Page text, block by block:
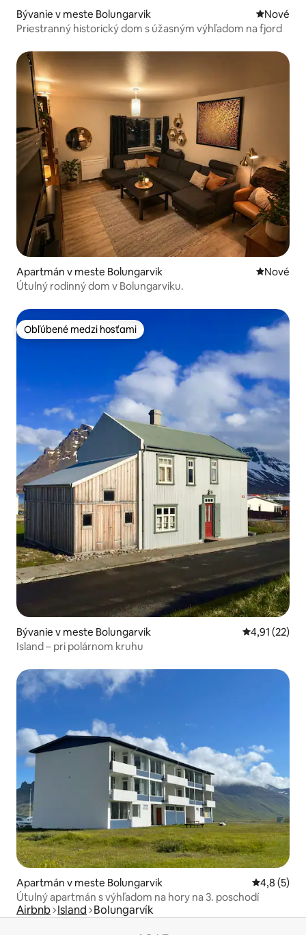
Bývanie v meste Bolungarvik Nové
Nové
Priestranný historický dom s úžasným výhľadom na fjord
Apartmán v meste Bolungarvik Nové
Nové
Útulný rodinný dom v Bolungarviku.
Obľúbené medzi hosťami
Obľúbené medzi hosťami
Bývanie v meste Bolungarvik Priemerné
4,91 (22)
Island – pri polárnom kruhu
Apartmán v meste Bolungarvik Priemerné
4,8 (5)
Útulný apartmán s výhľadom na hory na 3. poschodí
Airbnb Island Bolungarvík